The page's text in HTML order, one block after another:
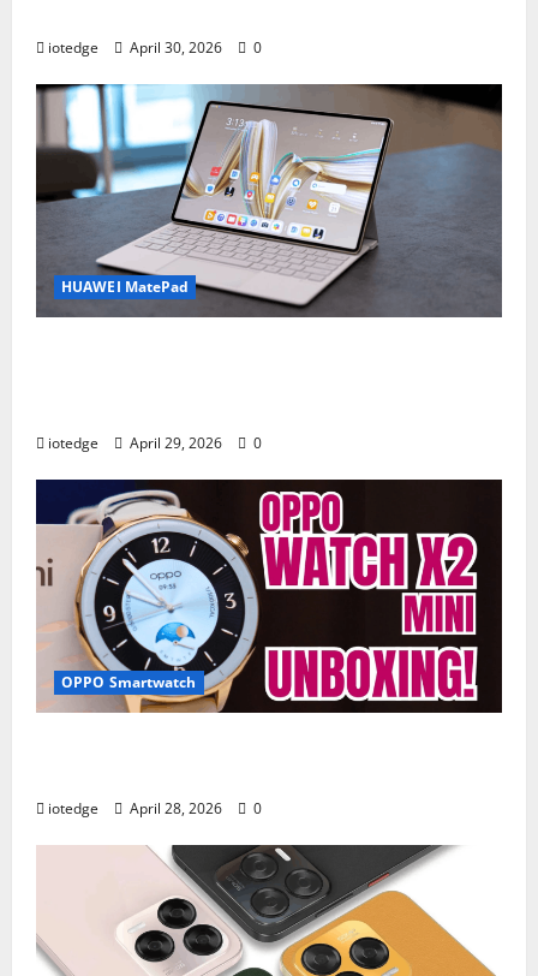
iotedge April 30, 2026 0
HUAWEI MatePad
iotedge April 29, 2026 0
OPPO Smartwatch
iotedge April 28, 2026 0